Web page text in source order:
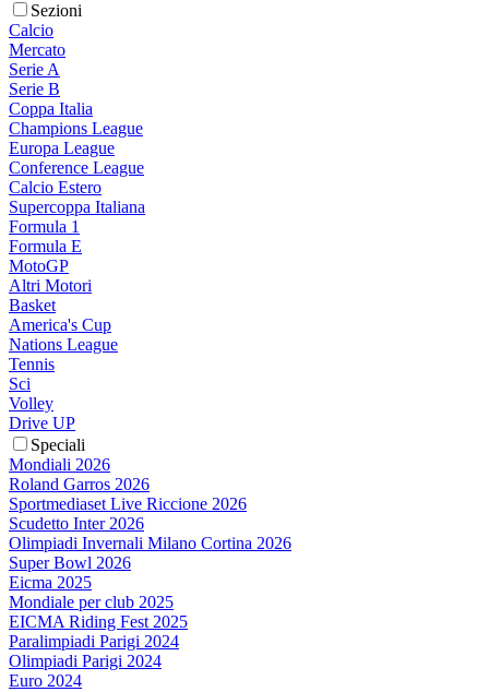
Sezioni
Calcio
Mercato
Serie A
Serie B
Coppa Italia
Champions League
Europa League
Conference League
Calcio Estero
Supercoppa Italiana
Formula 1
Formula E
MotoGP
Altri Motori
Basket
America's Cup
Nations League
Tennis
Sci
Volley
Drive UP
Speciali
Mondiali 2026
Roland Garros 2026
Sportmediaset Live Riccione 2026
Scudetto Inter 2026
Olimpiadi Invernali Milano Cortina 2026
Super Bowl 2026
Eicma 2025
Mondiale per club 2025
EICMA Riding Fest 2025
Paralimpiadi Parigi 2024
Olimpiadi Parigi 2024
Euro 2024